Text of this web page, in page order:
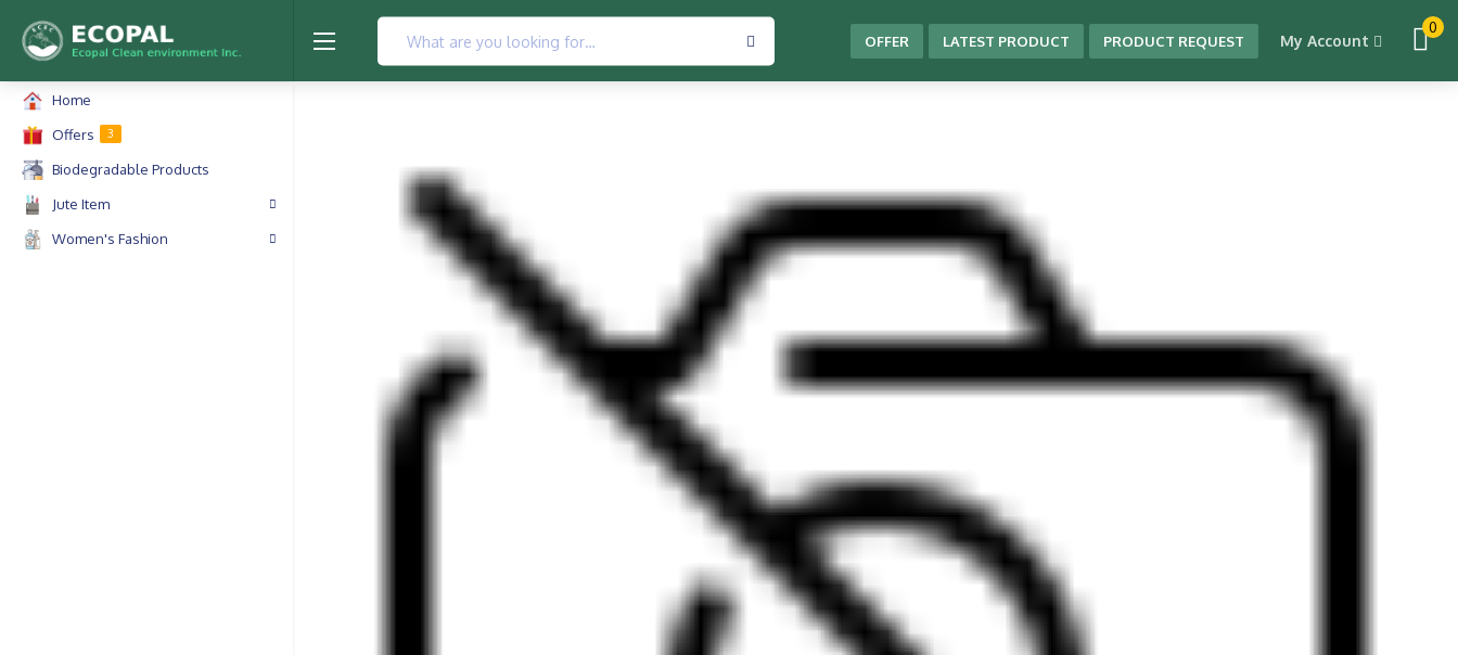
OFFER LATEST PRODUCT PRODUCT REQUEST My Account
0
Home
Offers
3
Biodegradable Products
Jute Item
Women's Fashion